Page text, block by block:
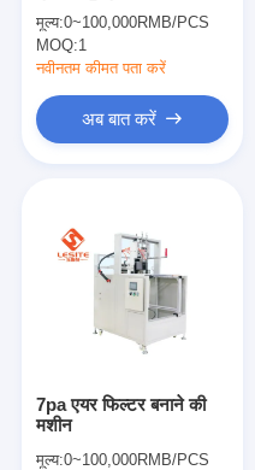
वायु फ़िल्टर फ्रेम बनाने की मशीन
मूल्य:0~100,000RMB/PCS
MOQ:1
नवीनतम कीमत पता करें
अब बात करें
7pa एयर फिल्टर बनाने की
मशीन
मूल्य:0~100,000RMB/PCS